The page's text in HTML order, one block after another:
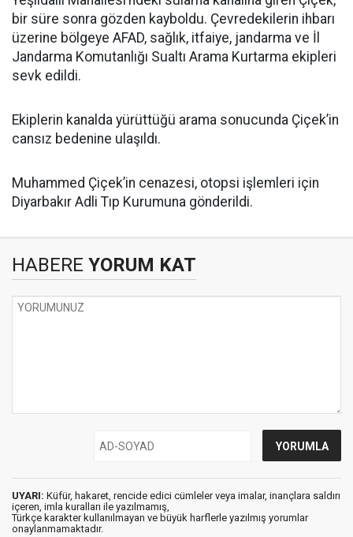
bir süre sonra gözden kayboldu. Çevredekilerin ihbarı
üzerine bölgeye AFAD, sağlık, itfaiye, jandarma ve İl
Jandarma Komutanlığı Sualtı Arama Kurtarma ekipleri
sevk edildi.
Ekiplerin kanalda yürüttüğü arama sonucunda Çiçek’in
cansız bedenine ulaşıldı.
Muhammed Çiçek’in cenazesi, otopsi işlemleri için
Diyarbakır Adli Tıp Kurumuna gönderildi.
HABERE YORUM KAT
UYARI: Küfür, hakaret, rencide edici cümleler veya imalar, inançlara saldırı
içeren, imla kuralları ile yazılmamış,
Türkçe karakter kullanılmayan ve büyük harflerle yazılmış yorumlar
onaylanmamaktadır.